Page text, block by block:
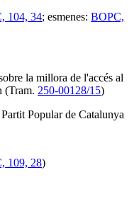
104, 34; esmenes:BOPC,
la millora de l'accés al
(Tram. 250-00128/15)
Popular de Catalunya
109, 28)